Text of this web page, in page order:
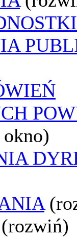
(rozwiń)